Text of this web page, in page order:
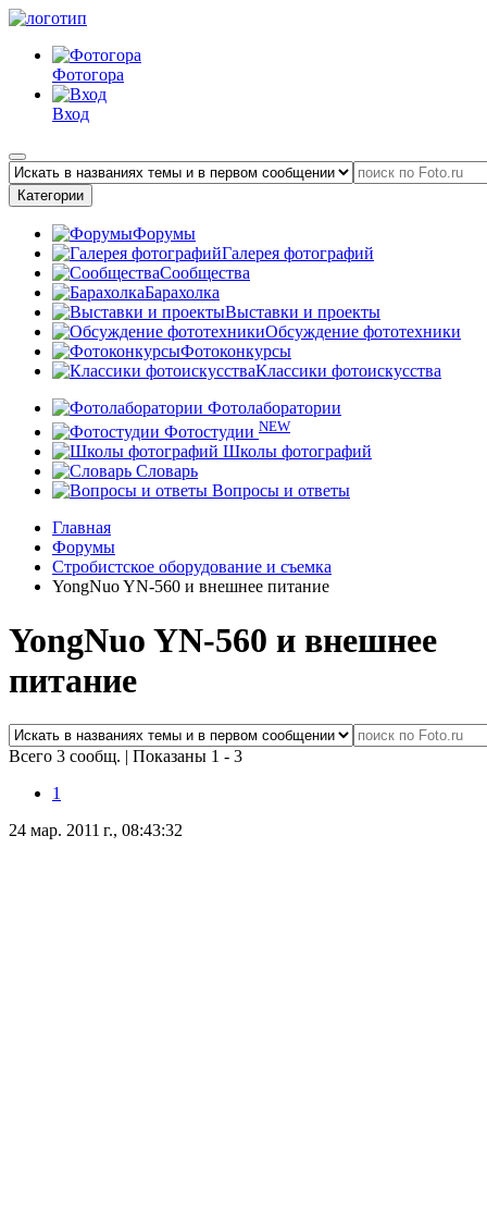
Фотогора
Вход
Категории
Форумы
Галерея фотографий
Сообщества
Барахолка
Выставки и проекты
Обсуждение фототехники
Фотоконкурсы
Классики фотоискусства
Фотолаборатории
Фотостудии NEW
Школы фотографий
Словарь
Вопросы и ответы
Главная
Форумы
Стробистское оборудование и съемка
YongNuo YN-560 и внешнее питание
YongNuo YN-560 и внешнее
питание
Всего 3 сообщ. | Показаны 1 - 3
1
24 мар. 2011 г., 08:43:32